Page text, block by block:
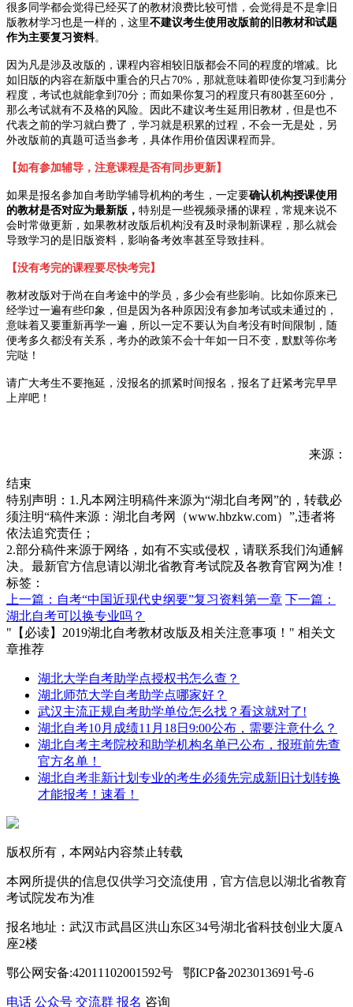
很多同学都会觉得已经买了的教材浪费比较可惜，会觉得是不是拿旧
版教材学习也是一样的，这里不建议考生使用改版前的旧教材和试题
作为主要复习资料。
因为凡是涉及改版的，课程内容相较旧版都会不同的程度的增减。比
如旧版的内容在新版中重合的只占70%，那就意味着即使你复习到满分
程度，考试也就能拿到70分；而如果你复习的程度只有80甚至60分，
那么考试就有不及格的风险。因此不建议考生延用旧教材，但是也不
代表之前的学习就白费了，学习就是积累的过程，不会一无是处，另
外改版前的真题可适当参考，具体作用价值因课程而异。
【如有参加辅导，注意课程是否有同步更新】
如果是报名参加自考助学辅导机构的考生，一定要确认机构授课使用
的教材是否对应为最新版， 特别是一些视频录播的课程，常规来说不
会时常做更新，如果教材改版后机构没有及时录制新课程，那么就会
导致学习的是旧版资料，影响备考效率甚至导致挂科。
【没有考完的课程要尽快考完】
教材改版对于尚在自考途中的学员，多少会有些影响。比如你原来已
经学过一遍有些印象，但是因为各种原因没有参加考试或未通过的，
意味着又要重新再学一遍，所以一定不要认为自考没有时间限制，随
便考多久都没有关系，考办的政策不会十年如一日不变，默默等你考
完哒！
请广大考生不要拖延，没报名的抓紧时间报名，报名了赶紧考完早早
上岸吧！
来源：
结束
特别声明：1.凡本网注明稿件来源为“湖北自考网”的，转载必
须注明“稿件来源：湖北自考网（www.hbzkw.com）”,违者将
依法追究责任；
2.部分稿件来源于网络，如有不实或侵权，请联系我们沟通解
决。最新官方信息请以湖北省教育考试院及各教育官网为准！
标签：
上一篇：自考“中国近现代史纲要”复习资料第一章 下一篇：
湖北自考可以换专业吗？
"【必读】2019湖北自考教材改版及相关注意事项！" 相关文
章推荐
湖北大学自考助学点授权书怎么查？
湖北师范大学自考助学点哪家好？
武汉主流正规自考助学单位怎么找？看这就对了!
湖北自考10月成绩11月18日9:00公布，需要注意什么？
湖北自考主考院校和助学机构名单已公布，报班前先查
官方名单！
湖北自考非新计划专业的考生必须先完成新旧计划转换
才能报考！速看！
版权所有，本网站内容禁止转载
本网所提供的信息仅供学习交流使用，官方信息以湖北省教育
考试院发布为准
报名地址：武汉市武昌区洪山东区34号湖北省科技创业大厦A
座2楼
鄂公网安备:42011102001592号 鄂ICP备2023013691号-6
电话 公众号 交流群 报名 咨询